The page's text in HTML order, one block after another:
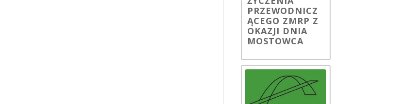
PRZEWODNICZ
ĄCEGO ZMRP Z
OKAZJI DNIA
MOSTOWCA